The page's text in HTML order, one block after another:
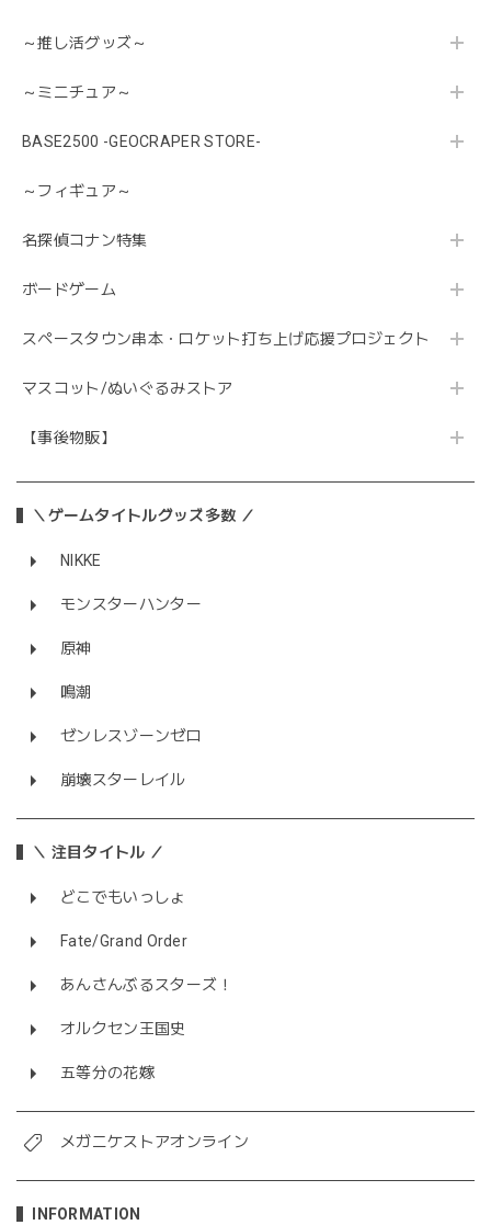
～推し活グッズ～
～ミニチュア～
BASE2500 -GEOCRAPER STORE-
～フィギュア～
名探偵コナン特集
ボードゲーム
スペースタウン串本・ロケット打ち上げ応援プロジェクト
マスコット/ぬいぐるみストア
【事後物販】
＼ゲームタイトルグッズ多数 ／
NIKKE
モンスターハンター
原神
鳴潮
ゼンレスゾーンゼロ
崩壊スターレイル
＼ 注目タイトル ／
どこでもいっしょ
Fate/Grand Order
あんさんぶるスターズ！
オルクセン王国史
五等分の花嫁
メガニケストアオンライン
INFORMATION